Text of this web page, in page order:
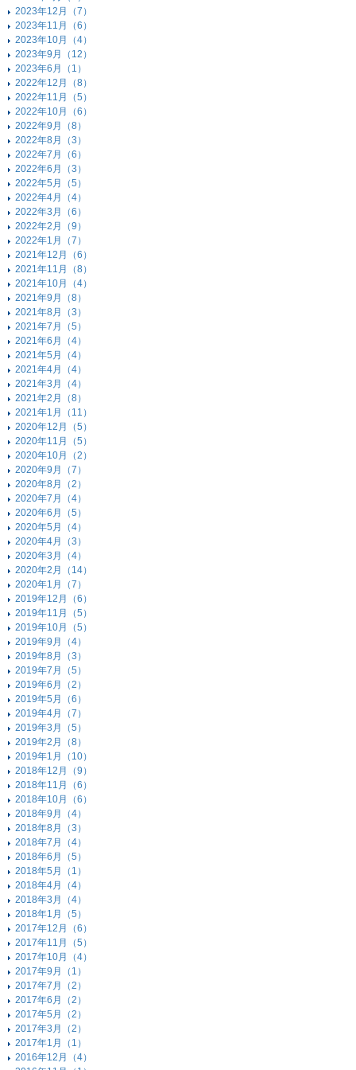
2023年12月（7）
2023年11月（6）
2023年10月（4）
2023年9月（12）
2023年6月（1）
2022年12月（8）
2022年11月（5）
2022年10月（6）
2022年9月（8）
2022年8月（3）
2022年7月（6）
2022年6月（3）
2022年5月（5）
2022年4月（4）
2022年3月（6）
2022年2月（9）
2022年1月（7）
2021年12月（6）
2021年11月（8）
2021年10月（4）
2021年9月（8）
2021年8月（3）
2021年7月（5）
2021年6月（4）
2021年5月（4）
2021年4月（4）
2021年3月（4）
2021年2月（8）
2021年1月（11）
2020年12月（5）
2020年11月（5）
2020年10月（2）
2020年9月（7）
2020年8月（2）
2020年7月（4）
2020年6月（5）
2020年5月（4）
2020年4月（3）
2020年3月（4）
2020年2月（14）
2020年1月（7）
2019年12月（6）
2019年11月（5）
2019年10月（5）
2019年9月（4）
2019年8月（3）
2019年7月（5）
2019年6月（2）
2019年5月（6）
2019年4月（7）
2019年3月（5）
2019年2月（8）
2019年1月（10）
2018年12月（9）
2018年11月（6）
2018年10月（6）
2018年9月（4）
2018年8月（3）
2018年7月（4）
2018年6月（5）
2018年5月（1）
2018年4月（4）
2018年3月（4）
2018年1月（5）
2017年12月（6）
2017年11月（5）
2017年10月（4）
2017年9月（1）
2017年7月（2）
2017年6月（2）
2017年5月（2）
2017年3月（2）
2017年1月（1）
2016年12月（4）